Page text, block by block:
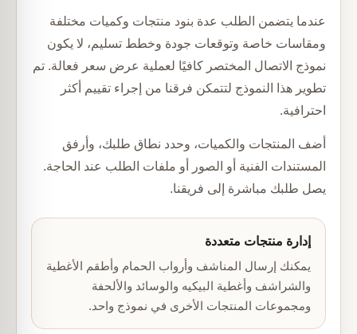
عندما يتضمن الطلب عدة بنود منتجات وكميات مختلفة
ومقاسات خاصة وتوقعات جودة وخطط تسليم، لا يكون
نموذج الاتصال المختصر كافيًا لعملية عرض سعر فعالة. تم
تطوير هذا النموذج لتتمكن فرقنا من إجراء تقييم أكثر
احترافية.
أضف المنتجات والكميات، وحدد نطاق طلبك، وأرفق
المستندات الفنية أو الصور أو ملفات الطلب عند الحاجة.
يصل طلبك مباشرة إلى فريقنا.
إدارة منتجات متعددة
يمكنك إرسال المناشف وأرواب الحمام وأطقم الأغطية
والشراشف وأغطية البيكيه والوسائد والألحفة
ومجموعات المنتجات الأخرى في نموذج واحد.